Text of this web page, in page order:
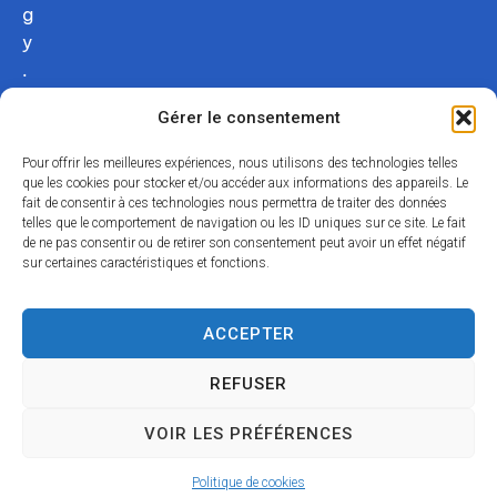
Gérer le consentement
Pour offrir les meilleures expériences, nous utilisons des technologies telles
que les cookies pour stocker et/ou accéder aux informations des appareils. Le
fait de consentir à ces technologies nous permettra de traiter des données
telles que le comportement de navigation ou les ID uniques sur ce site. Le fait
de ne pas consentir ou de retirer son consentement peut avoir un effet négatif
sur certaines caractéristiques et fonctions.
ACCEPTER
REFUSER
VOIR LES PRÉFÉRENCES
Politique de cookies
g
y
.
m
02
54
75
12
contacter
ConfidDonnées
es
Plan
site
© 2024